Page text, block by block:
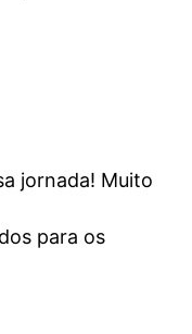
jornada! Muito
para os